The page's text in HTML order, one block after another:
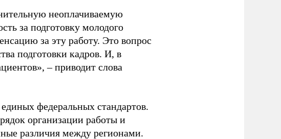
неоплачиваемую
за подготовку молодого
за эту работу. Это вопрос
подготовки кадров. И, в
– приводит слова
федеральных стандартов.
организации работы и
различия между регионами.